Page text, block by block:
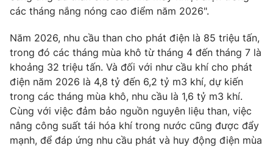
các tháng nắng nóng cao điểm năm 2026".
Năm 2026, nhu cầu than cho phát điện là 85 triệu tấn,
trong đó các tháng mùa khô từ tháng 4 đến tháng 7 là
khoảng 32 triệu tấn. Và đối với như cầu khí cho phát
điện năm 2026 là 4,8 tỷ đến 6,2 tỷ m3 khí, dự kiến
trong các tháng mùa khô, nhu cầu là 1,6 tỷ m3 khí.
Cùng với việc đảm bảo nguồn nguyên liệu than, việc
nâng công suất tái hóa khí trong nước cũng được đẩy
mạnh, để đáp ứng nhu cầu phát và huy động điện mùa